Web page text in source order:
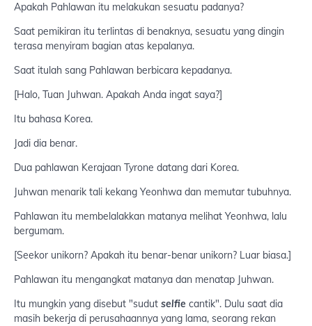
Apakah Pahlawan itu melakukan sesuatu padanya?
Saat pemikiran itu terlintas di benaknya, sesuatu yang dingin
terasa menyiram bagian atas kepalanya.
Saat itulah sang Pahlawan berbicara kepadanya.
[Halo, Tuan Juhwan. Apakah Anda ingat saya?]
Itu bahasa Korea.
Jadi dia benar.
Dua pahlawan Kerajaan Tyrone datang dari Korea.
Juhwan menarik tali kekang Yeonhwa dan memutar tubuhnya.
Pahlawan itu membelalakkan matanya melihat Yeonhwa, lalu
bergumam.
[Seekor unikorn? Apakah itu benar-benar unikorn? Luar biasa.]
Pahlawan itu mengangkat matanya dan menatap Juhwan.
Itu mungkin yang disebut "sudut selfie cantik". Dulu saat dia
masih bekerja di perusahaannya yang lama, seorang rekan